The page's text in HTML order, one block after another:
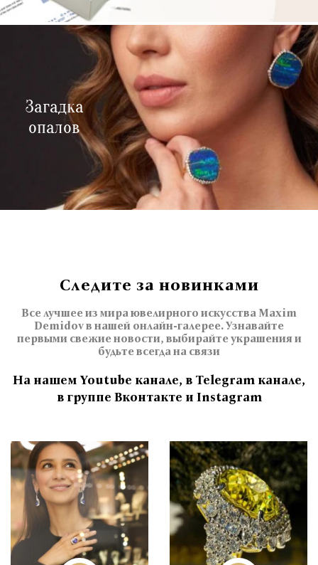
Загадка
опалов
Следите за новинками
Все лучшее из мира ювелирного искусства Maxim
Demidov в нашей онлайн-галерее. Узнавайте
первыми свежие новости, выбирайте украшения и
будьте всегда на связи
На нашем Youtube канале, в Telegram канале,
в группе Вконтакте и Instagram